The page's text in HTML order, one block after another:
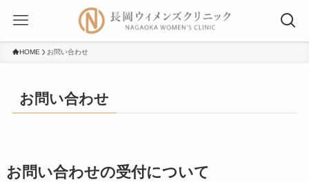
HOME お問い合わせ
お問い合わせ
お問い合わせの受付について